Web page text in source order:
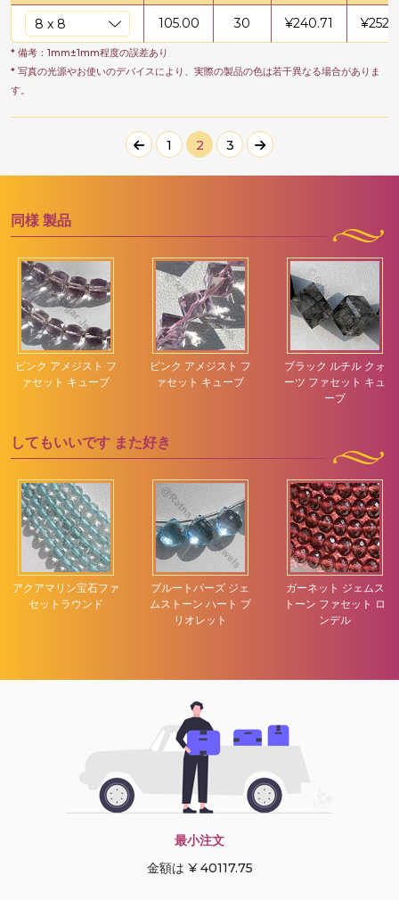
105.00 30 ¥240.71 ¥
* 備考：1mm±1mm程度の誤差あり
* 写真の光源やお使いのデバイスにより、実際の製品の色は若干異なる場合がありま
す。
1 2 3
同様 製品
ピンク アメジスト フ
ァセット キューブ
ピンク アメジスト フ
ァセット キューブ
ブラック ルチル クォ
ーツ ファセット キュ
ーブ
してもいいです また好き
アクアマリン宝石ファ
セットラウンド
ブルートパーズ ジェ
ムストーン ハート ブ
リオレット
ガーネット ジェムス
トーン ファセット ロ
ンデル
最小注文
金額は ¥ 40117.75